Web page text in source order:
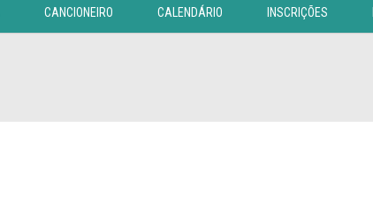
CANCIONEIRO CALENDÁRIO INSCRIÇÕES